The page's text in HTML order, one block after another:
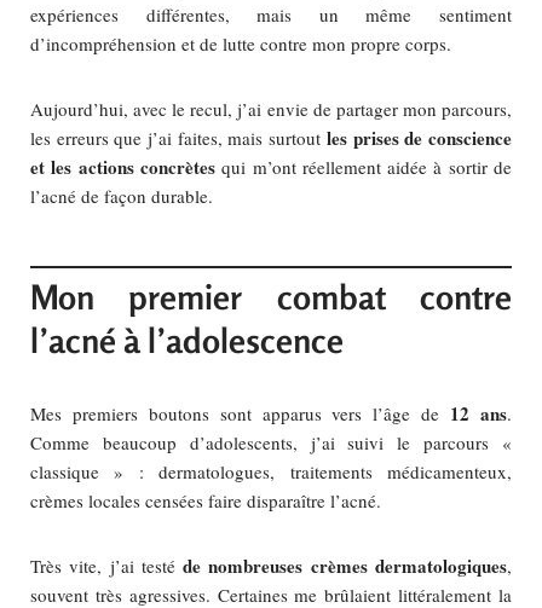
expériences différentes, mais un même sentiment
d’incompréhension et de lutte contre mon propre corps.
Aujourd’hui, avec le recul, j’ai envie de partager mon parcours,
les erreurs que j’ai faites, mais surtout les prises de conscience
et les actions concrètesqui m’ont réellement aidée à sortir de
l’acné de façon durable.
Mon premier combat contre
l’acné à l’adolescence
Mes premiers boutons sont apparus vers l’âge de 12 ans.
Comme beaucoup d’adolescents, j’ai suivi le parcours «
classique » : dermatologues, traitements médicamenteux,
crèmes locales censées faire disparaître l’acné.
Très vite, j’ai testéde nombreuses crèmes dermatologiques,
souvent très agressives. Certaines me brûlaient littéralement la